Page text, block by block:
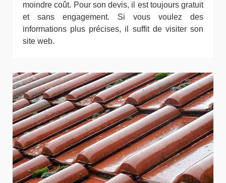
moindre coût. Pour son devis, il est toujours gratuit
et sans engagement. Si vous voulez des
informations plus précises, il suffit de visiter son
site web.